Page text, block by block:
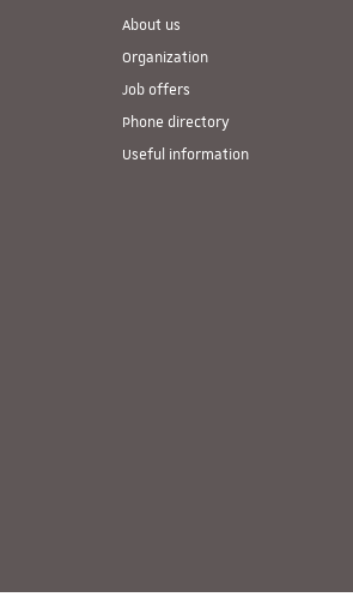
About us
Organization
Job offers
Phone directory
Useful information